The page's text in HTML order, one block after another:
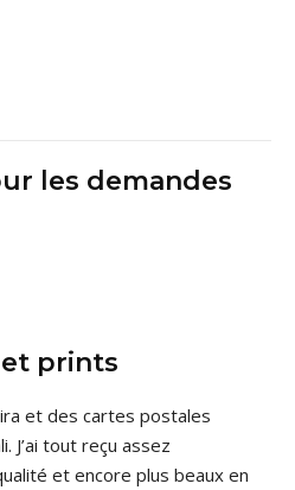
les demandes
prints
et des cartes postales
J’ai tout reçu assez
et encore plus beaux en